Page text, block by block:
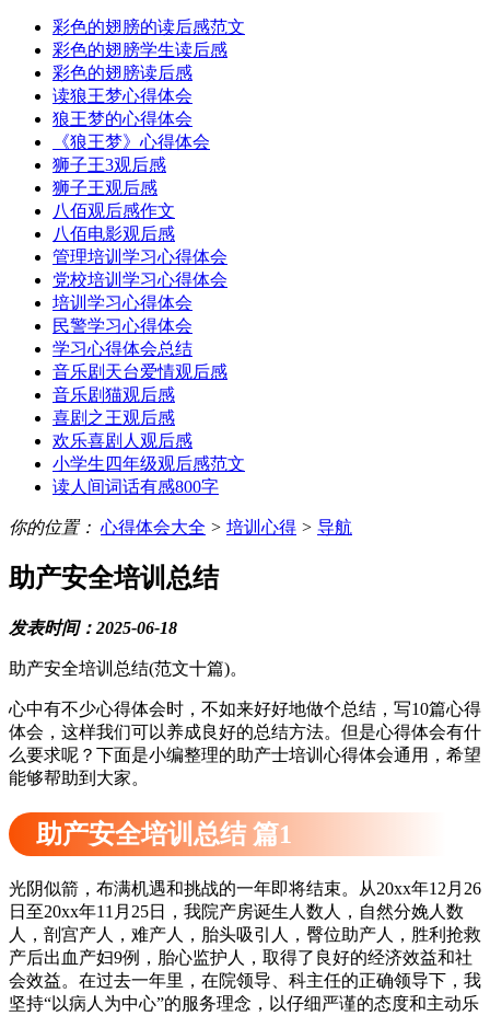
彩色的翅膀的读后感范文
彩色的翅膀学生读后感
彩色的翅膀读后感
读狼王梦心得体会
狼王梦的心得体会
《狼王梦》心得体会
狮子王3观后感
狮子王观后感
八佰观后感作文
八佰电影观后感
管理培训学习心得体会
党校培训学习心得体会
培训学习心得体会
民警学习心得体会
学习心得体会总结
音乐剧天台爱情观后感
音乐剧猫观后感
喜剧之王观后感
欢乐喜剧人观后感
小学生四年级观后感范文
读人间词话有感800字
你的位置： 心得体会大全 > 培训心得 > 导航
助产安全培训总结
发表时间：2025-06-18
助产安全培训总结(范文十篇)。
心中有不少心得体会时，不如来好好地做个总结，写10篇心得
体会，这样我们可以养成良好的总结方法。但是心得体会有什
么要求呢？下面是小编整理的助产士培训心得体会通用，希望
能够帮助到大家。
助产安全培训总结 篇1
光阴似箭，布满机遇和挑战的一年即将结束。从20xx年12月26
日至20xx年11月25日，我院产房诞生人数人，自然分娩人数
人，剖宫产人，难产人，胎头吸引人，臀位助产人，胜利抢救
产后出血产妇9例，胎心监护人，取得了良好的经济效益和社
会效益。在过去一年里，在院领导、科主任的正确领导下，我
坚持“以病人为中心”的服务理念，以仔细严谨的态度和主动乐